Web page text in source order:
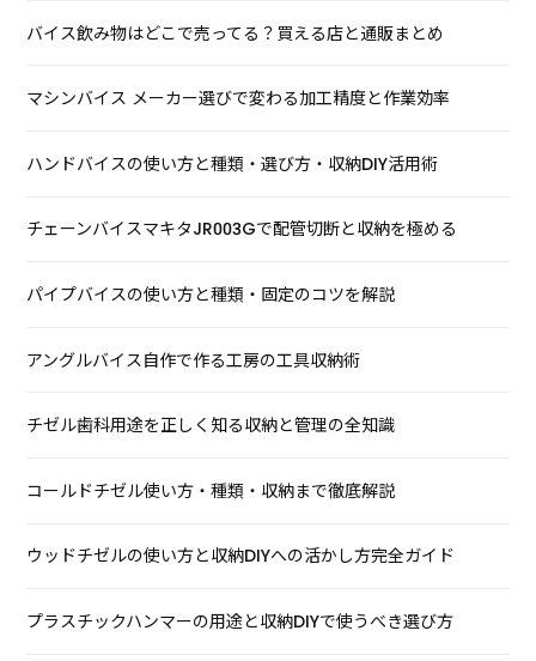
バイス飲み物はどこで売ってる？買える店と通販まとめ
マシンバイス メーカー選びで変わる加工精度と作業効率
ハンドバイスの使い方と種類・選び方・収納DIY活用術
チェーンバイスマキタJR003Gで配管切断と収納を極める
パイプバイスの使い方と種類・固定のコツを解説
アングルバイス自作で作る工房の工具収納術
チゼル歯科用途を正しく知る収納と管理の全知識
コールドチゼル使い方・種類・収納まで徹底解説
ウッドチゼルの使い方と収納DIYへの活かし方完全ガイド
プラスチックハンマーの用途と収納DIYで使うべき選び方